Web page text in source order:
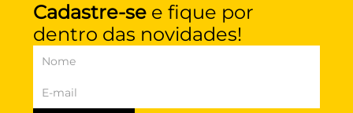
Cadastre-se e fique por
dentro das novidades!